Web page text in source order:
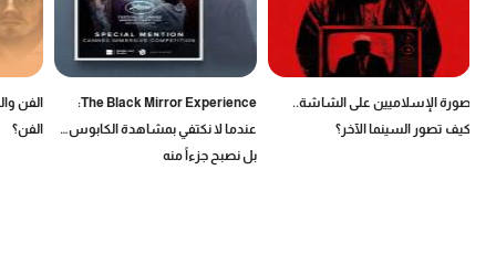
صورة الإسلاميين على الشاشة..
كيف تصور السينما الآخر؟
The Black Mirror Experience:
عندما لا نكتفي بمشاهدة الكابوس…
بل نصبح جزءاً منه
الفن
الفن؟